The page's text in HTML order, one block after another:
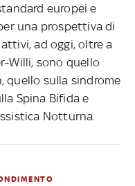
europei e
una prospettiva di
ad oggi, oltre a
Willi, sono quello
quello sulla sindrome
Spina Bifida e
Notturna.